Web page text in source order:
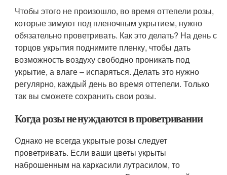
Чтобы этого не произошло, во время оттепели розы,
которые зимуют под пленочным укрытием, нужно
обязательно проветривать. Как это делать? На день с
торцов укрытия поднимите пленку, чтобы дать
возможность воздуху свободно проникать под
укрытие, а влаге – испаряться. Делать это нужно
регулярно, каждый день во время оттепели. Только
так вы сможете сохранить свои розы.
Когда розы не нуждаются в проветривании
Однако не всегда укрытые розы следует
проветривать. Если ваши цветы укрыты
наброшенным на каркасили лутрасилом, то